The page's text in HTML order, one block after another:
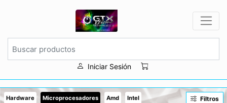
Iniciar Sesión
Hardware Microprocesadores Amd Intel Filtros